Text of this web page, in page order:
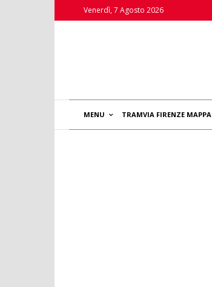
Venerdì, 7 Agosto 2026
MENU TRAMVIA FIRENZE MAPPA